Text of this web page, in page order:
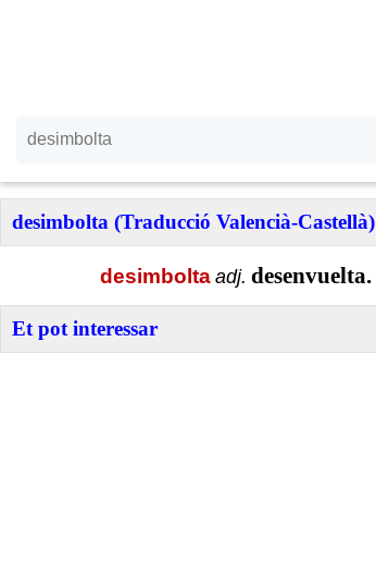
desimbolta (Traducció Valencià-Castellà)
desimbolta adj. desenvuelta.
Et pot interessar